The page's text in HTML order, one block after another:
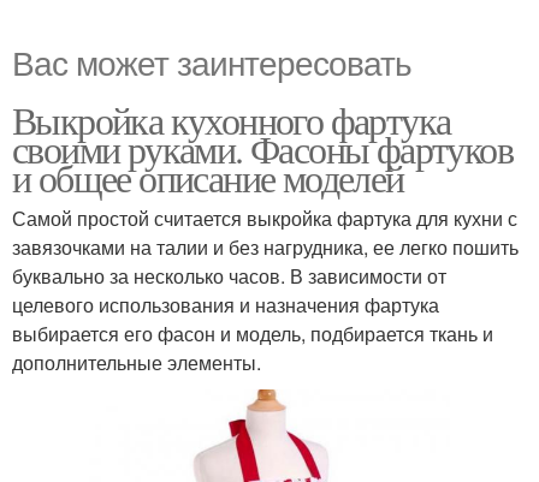
Вас может заинтересовать
Выкройка кухонного фартука
своими руками. Фасоны фартуков
и общее описание моделей
Самой простой считается выкройка фартука для кухни с
завязочками на талии и без нагрудника, ее легко пошить
буквально за несколько часов. В зависимости от
целевого использования и назначения фартука
выбирается его фасон и модель, подбирается ткань и
дополнительные элементы.